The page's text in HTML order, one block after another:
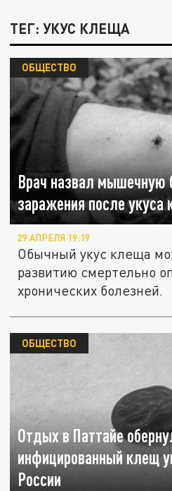
ТЕГ: УКУС КЛЕЩА
Врач назвал мышечную
заражения после укуса
ОБЩЕСТВО
29 АПРЕЛЯ 19:19
Обычный укус клеща
развитию смертельно
хронических болезней.
Отдых в Паттайе
инфицированный клещ
России
ОБЩЕСТВО